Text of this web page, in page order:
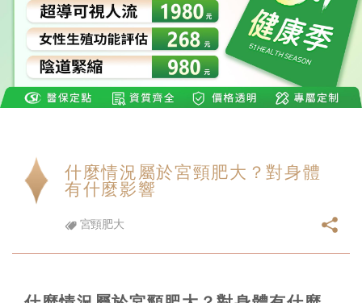
什麼情況屬於宮頸肥大？對身體
有什麼影響
宮頸肥大